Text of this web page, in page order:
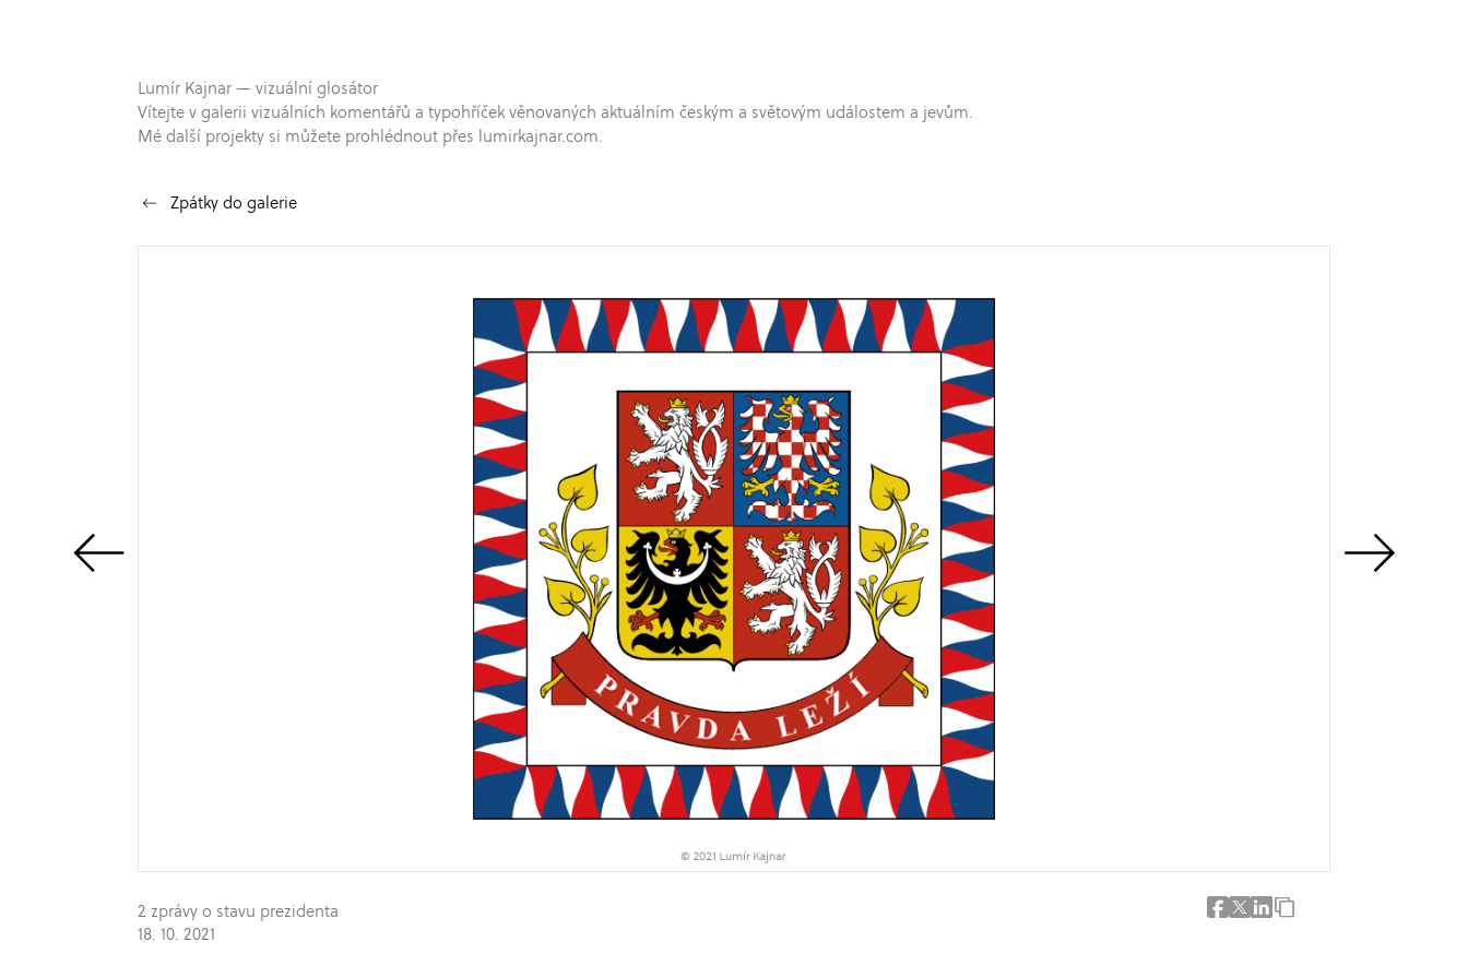
Lumír Kajnar — vizuální glosátor
Vítejte v galerii vizuálních komentářů a typohříček věnovaných aktuálním českým a světovým událostem a jevům.
Mé další projekty si můžete prohlédnout přes lumirkajnar.com.
Zpátky do galerie
2 zprávy o stavu prezidenta
18. 10. 2021